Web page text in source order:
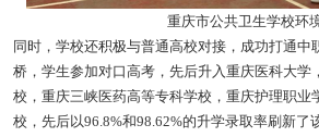
重庆市公共卫生学校环
同时，学校还积极与普通高校对接，成功打通中
桥，学生参加对口高考，先后升入重庆医科大学
校，重庆三峡医药高等专科学校，重庆护理职业
校，先后以96.8%和98.62%的升学录取率刷新了